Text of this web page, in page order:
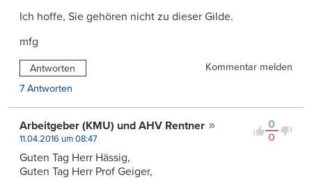
Ich hoffe, Sie gehören nicht zu dieser Gilde.
mfg
Antworten
Kommentar melden
7 Antworten
0
0
Arbeitgeber (KMU) und AHV Rentner
11.04.2016 um 08:47
Guten Tag Herr Hässig,
Guten Tag Herr Prof Geiger,